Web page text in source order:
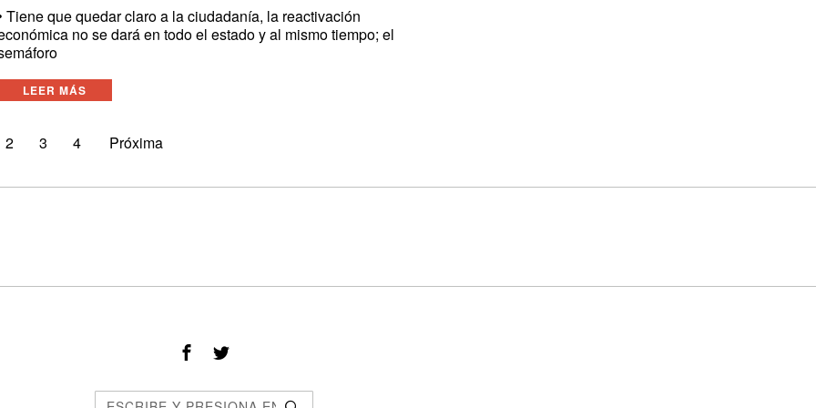
Tiene que quedar claro a la ciudadanía, la reactivación
no se dará en todo el estado y al mismo tiempo; el
LEER MÁS
2 3 4 Próxima